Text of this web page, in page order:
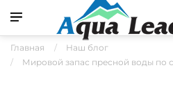
Главная
Наш блог
Мировой запас пресной воды по